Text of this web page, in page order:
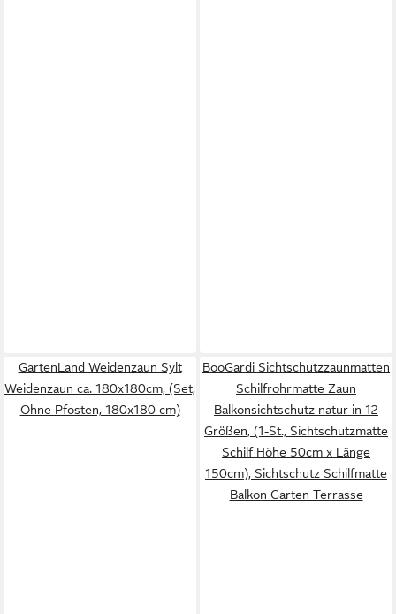
GartenLand Weidenzaun Sylt
Weidenzaun ca. 180x180cm, (Set,
Ohne Pfosten, 180x180 cm)
BooGardi Sichtschutzzaunmatten
Schilfrohrmatte Zaun
Balkonsichtschutz natur in 12
Größen, (1-St., Sichtschutzmatte
Schilf Höhe 50cm x Länge
150cm), Sichtschutz Schilfmatte
Balkon Garten Terrasse